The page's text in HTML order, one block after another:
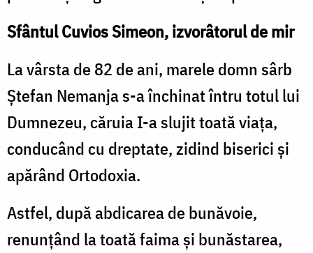
Sfântul Cuvios Simeon, izvorâtorul de mir
La vârsta de 82 de ani, marele domn sârb
Ștefan Nemanja s-a închinat întru totul lui
Dumnezeu, căruia I-a slujit toată viața,
conducând cu dreptate, zidind biserici și
apărând Ortodoxia.
Astfel, după abdicarea de bunăvoie,
renunțând la toată faima și bunăstarea,